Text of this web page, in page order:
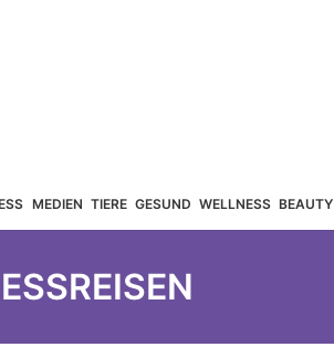
MEDIEN TIERE GESUND WELLNESS BEAUTY